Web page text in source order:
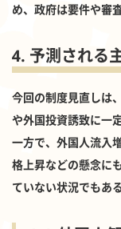
め、政府は要件や審
4. 予測される
今回の制度見直しは
や外国投資誘致に一
一方で、外国人流入
格上昇などの懸念に
ていない状況でもあ